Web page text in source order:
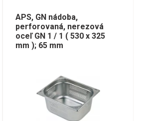
APS, GN nádoba,
perforovaná, nerezová
oceľ GN 1 / 1 ( 530 x 325
mm ); 65 mm